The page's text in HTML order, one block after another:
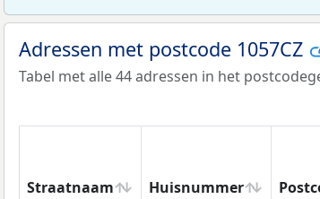
Adressen met postcode 1057CZ
Tabel met alle 44 adressen in het
Straatnaam Huisnummer